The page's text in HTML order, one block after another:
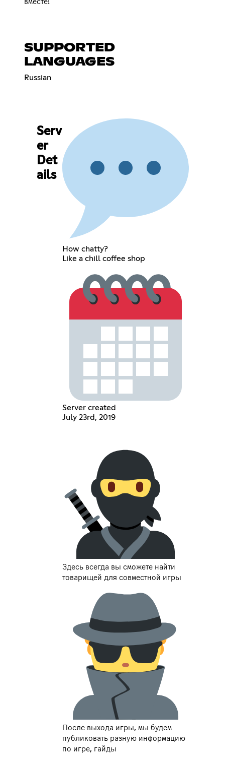
SUPPORTED
LANGUAGES
Russian
Serv
er
Det
ails
How chatty?
Like a chill coffee shop
Server created
July 23rd, 2019
Здесь всегда вы сможете найти
товарищей для совместной игры
После выхода игры, мы будем
публиковать разную информацию
по игре, гайды